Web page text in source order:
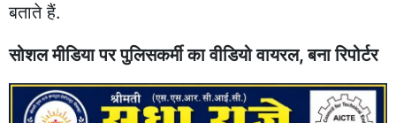
बताते हैं.
सोशल मीडिया पर पुलिसकर्मी का वीडियो वायरल, बना रिपोर्टर